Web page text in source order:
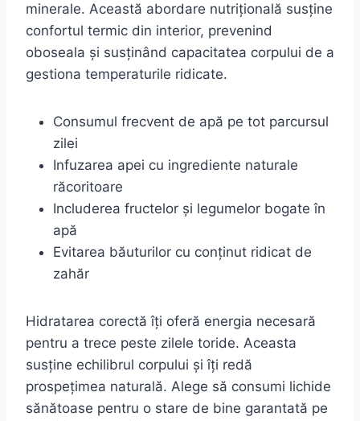
minerale. Această abordare nutrițională susține
confortul termic din interior, prevenind
oboseala și susținând capacitatea corpului de a
gestiona temperaturile ridicate.
Consumul frecvent de apă pe tot parcursul
zilei
Infuzarea apei cu ingrediente naturale
răcoritoare
Includerea fructelor și legumelor bogate în
apă
Evitarea băuturilor cu conținut ridicat de
zahăr
Hidratarea corectă îți oferă energia necesară
pentru a trece peste zilele toride. Aceasta
susține echilibrul corpului și îți redă
prospețimea naturală. Alege să consumi lichide
sănătoase pentru o stare de bine garantată pe